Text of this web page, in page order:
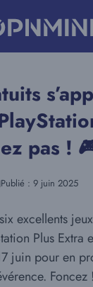
pas !
Publié : 9 juin 2025
excellents jeux
Plus Extra
juin pour en
Foncez